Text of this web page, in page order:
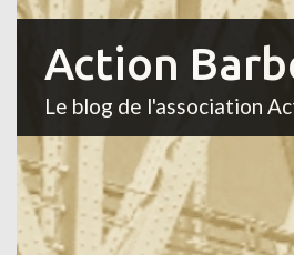
Action
Le blog de l'association